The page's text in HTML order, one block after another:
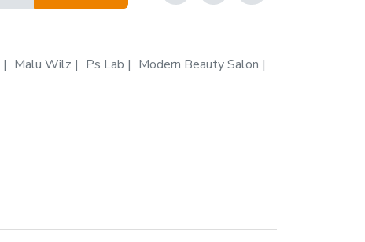
Malu Wilz Ps Lab
Modern Beauty Salon